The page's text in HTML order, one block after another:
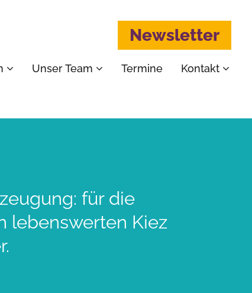
Unser Team Termine Kontakt
Newsletter
für die
lebenswerten Kiez